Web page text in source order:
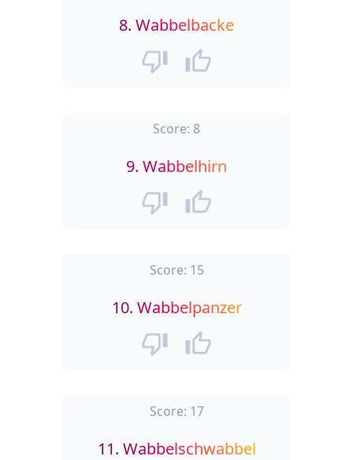
8. Wabbelbacke
Score: 8
9. Wabbelhirn
Score: 15
10. Wabbelpanzer
Score: 17
11. Wabbelschwabbel